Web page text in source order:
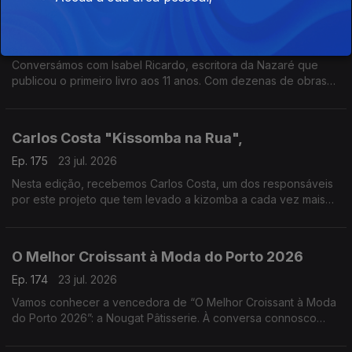
Conversámos com Isabel Ricardo, escritora da Nazaré que
publicou o primeiro livro aos 11 anos. Com dezenas de obras
Carlos Costa "Kissomba na Rua",
Ep. 175
23 jul. 2026
Nesta edição, recebemos Carlos Costa, um dos responsáveis
por este projeto que tem levado a kizomba a cada vez mais
O Melhor Croissant à Moda do Porto 2026
Ep. 174
23 jul. 2026
Vamos conhecer a vencedora de “O Melhor Croissant à Moda
do Porto 2026”: a Nougat Pâtisserie. À conversa connosco